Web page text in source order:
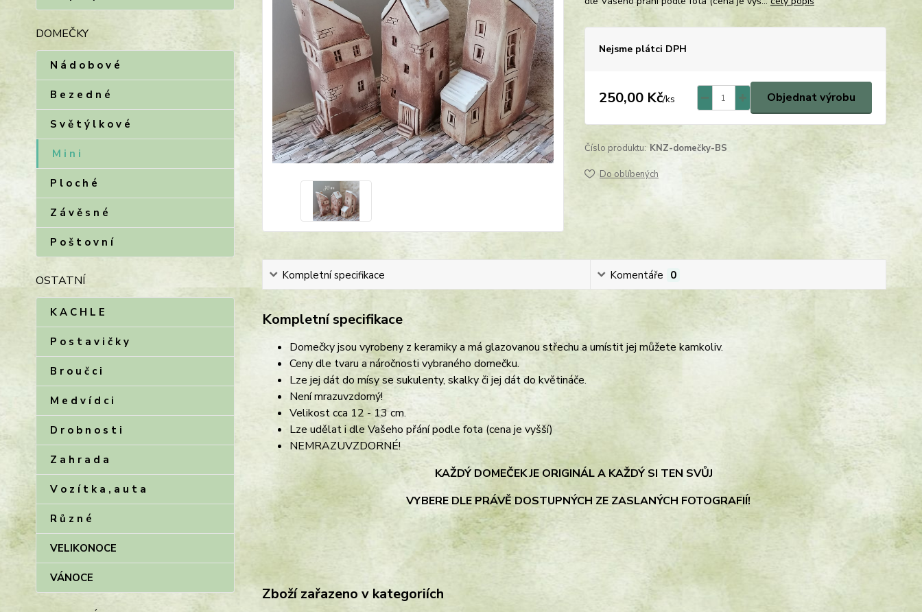
DOMEČKY
N á d o b o v é
B e z e d n é
S v ě t ý l k o v é
M i n i
P l o c h é
Z á v ě s n é
P o š t o v n í
OSTATNÍ
K A C H L E
P o s t a v i č k y
B r o u č c i
M e d v í d c i
D r o b n o s t i
Z a h r a d a
V o z í t k a , a u t a
R ů z n é
VELIKONOCE
VÁNOCE
Nejsme plátci DPH
250,00 Kč/ks Objednat výrobu
Číslo produktu: KNZ-domečky-BS
Do oblíbených
Kompletní specifikace Komentáře 0
Kompletní specifikace
Domečky jsou vyrobeny z keramiky a má glazovanou střechu a umístit jej můžete kamkoliv.
Ceny dle tvaru a náročnosti vybraného domečku.
Lze jej dát do mísy se sukulenty, skalky či jej dát do květináče.
Není mrazuvzdorný!
Velikost cca 12 - 13 cm.
Lze udělat i dle Vašeho přání podle fota (cena je vyšší)
NEMRAZUVZDORNÉ!
KAŽDÝ DOMEČEK JE ORIGINÁLA KAŽDÝ SI TEN SVŮJ
VYBERE DLE PRÁVĚ DOSTUPNÝCH ZE ZASLANÝCH FOTOGRAFIÍ!
Zboží zařazeno v kategoriích